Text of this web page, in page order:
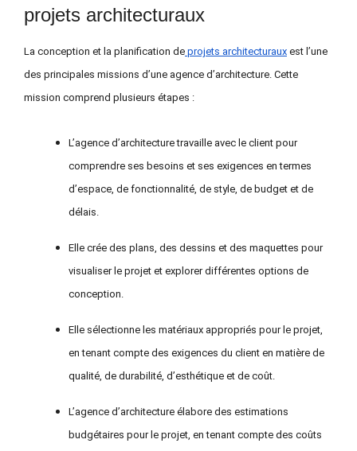
projets architecturaux
La conception et la planification de projets architecturaux est l’une
des principales missions d’une agence d’architecture. Cette
mission comprend plusieurs étapes :
L’agence d’architecture travaille avec le client pour
comprendre ses besoins et ses exigences en termes
d’espace, de fonctionnalité, de style, de budget et de
délais.
Elle crée des plans, des dessins et des maquettes pour
visualiser le projet et explorer différentes options de
conception.
Elle sélectionne les matériaux appropriés pour le projet,
en tenant compte des exigences du client en matière de
qualité, de durabilité, d’esthétique et de coût.
L’agence d’architecture élabore des estimations
budgétaires pour le projet, en tenant compte des coûts